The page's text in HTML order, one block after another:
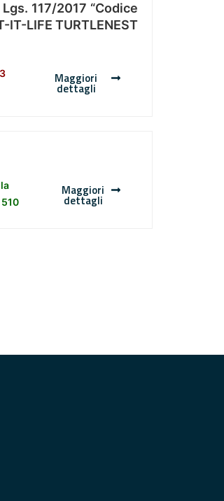
117/2017 “Codice
LIFE TURTLENEST
Maggiori
dettagli
Maggiori
dettagli